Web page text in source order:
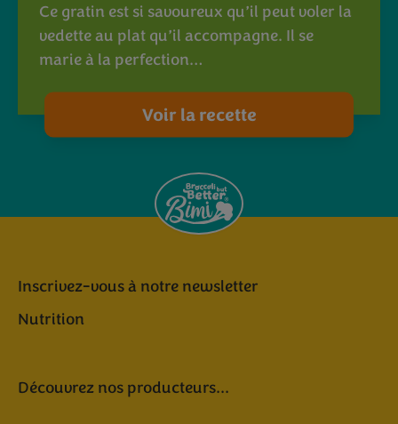
Ce gratin est si savoureux qu’il peut voler la
vedette au plat qu’il accompagne. Il se
marie à la perfection…
Voir la recette
Inscrivez-vous à notre newsletter
Nutrition
Découvrez nos producteurs...